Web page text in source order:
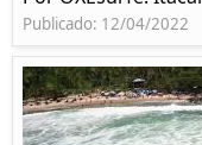
Publicado: 12/04/2022